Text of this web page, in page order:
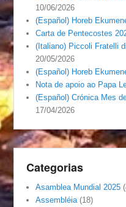
10/06/2026
(Español) Horeb
Carta de Pentecostes
(Italiano) Piccoli Fratelli
20/05/2026
(Español) Horeb
Nota de apoio ao Papa
(Español) Crónica Mes
17/04/2026
Categorias
Asamblea Mundial 2025
Assembléia (18)